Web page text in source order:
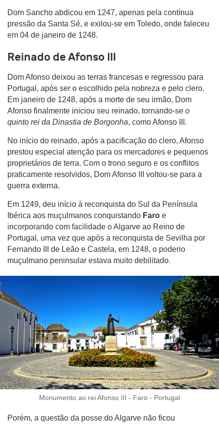
Dom Sancho abdicou em 1247, apenas pela contínua
pressão da Santa Sé, e exilou-se em Toledo, onde faleceu
em 04 de janeiro de 1248.
Reinado de Afonso III
Dom Afonso deixou as terras francesas e regressou para
Portugal, após ser o escolhido pela nobreza e pelo clero.
Em janeiro de 1248, após a morte de seu irmão, Dom
Afonso finalmente iniciou seu reinado, tornando-se o
quinto rei da Dinastia de Borgonha, como Afonso III.
No início do reinado, após a pacificação do clero, Afonso
prestou especial atenção para os mercadores e pequenos
proprietários de terra. Com o trono seguro e os conflitos
praticamente resolvidos, Dom Afonso III voltou-se para a
guerra externa.
Em 1249, deu início à reconquista do Sul da Península
Ibérica aos muçulmanos conquistando Faro e
incorporando com facilidade o Algarve ao Reino de
Portugal, uma vez que após a reconquista de Sevilha por
Fernando III de Leão e Castela, em 1248, o poderio
muçulmano peninsular estava muito debilitado.
Monumento ao rei Afonso III - Faro - Portugal
Porém, a questão da posse do Algarve não ficou